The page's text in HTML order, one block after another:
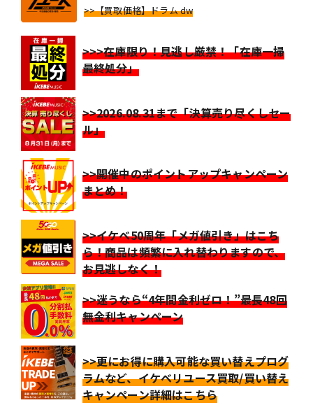
>>【買取価格】ドラム dw
>>>在庫限り！見逃し厳禁！「在庫一掃
最終処分」
>>2026.08.31まで「決算売り尽くしセー
ル」
>>開催中のポイントアップキャンペーン
まとめ！
>>イケベ50周年「メガ値引き」はこち
ら！商品は頻繁に入れ替わりますので、
お見逃しなく！
>>迷うなら“4年間金利ゼロ！”最長48回
無金利キャンペーン
>>更にお得に購入可能な買い替えプログ
ラムなど、イケベリユース買取/買い替え
キャンペーン詳細はこちら